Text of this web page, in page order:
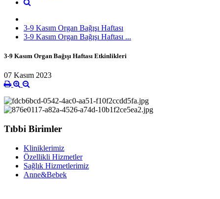
3-9 Kasım Organ Bağışı Haftası
3-9 Kasım Organ Bağışı Haftası ...
3-9 Kasım Organ Bağışı Haftası Etkinlikleri
07 Kasım 2023
Tıbbi Birimler
Kliniklerimiz
Özellikli Hizmetler
Sağlık Hizmetlerimiz
Anne&Bebek